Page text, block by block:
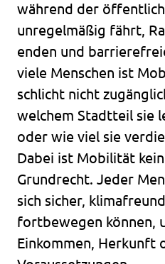
während der
unregelmäßig fährt,
enden und
viele Menschen ist
schlicht nicht
welchem Stadtteil sie
oder wie viel sie
Dabei ist Mobilität
Grundrecht. Jeder
sich sicher,
fortbewegen können,
Einkommen, Herkunft